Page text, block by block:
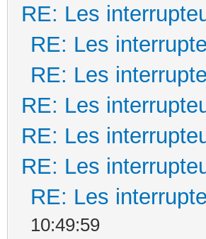
RE: Les
RE: Les
RE: Les
RE: Les
RE: Les
RE: Les
RE: Les
10:49:59